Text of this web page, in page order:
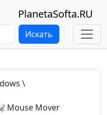
PlanetaSofta.RU
Искать
\
Mouse Mover